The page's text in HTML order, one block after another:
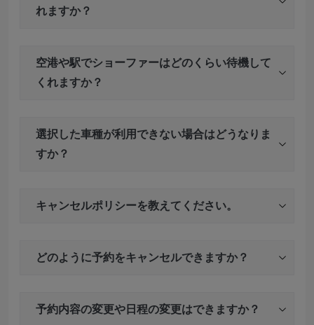
れますか？
空港や駅でショーファーはどのくらい待機して
くれますか？
選択した車種が利用できない場合はどうなりま
すか？
キャンセルポリシーを教えてください。
どのように予約をキャンセルできますか？
予約内容の変更や日程の変更はできますか？